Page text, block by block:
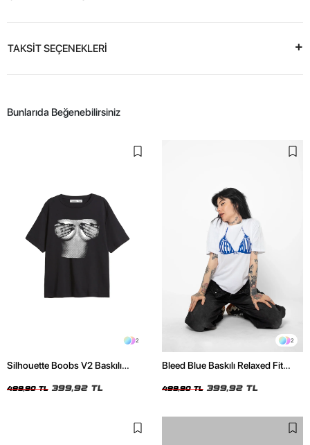
TAKSİT SEÇENEKLERİ
Bunlarıda Beğenebilirsiniz
2
Silhouette Boobs V2 Baskılı
499,90 TL 399,92 TL
2
Bleed Blue Baskılı Relaxed Fit
499,90 TL 399,92 TL